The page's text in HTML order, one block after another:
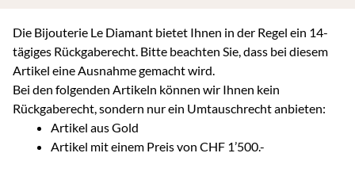
Die Bijouterie Le Diamant bietet Ihnen in der Regel ein 14-
tägiges Rückgaberecht. Bitte beachten Sie, dass bei diesem
Artikel eine Ausnahme gemacht wird.
Bei den folgenden Artikeln können wir Ihnen kein
Rückgaberecht, sondern nur ein Umtauschrecht anbieten:
Artikel aus Gold
Artikel mit einem Preis von CHF 1’500.-